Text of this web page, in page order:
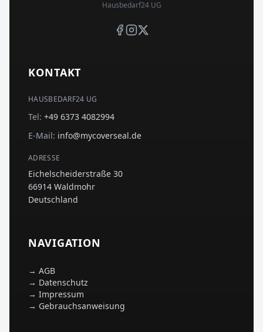
Hausbedarf24 UG
KONTAKT
HAUSBEDARF24 UG
Tel: +49 6373 4082994
E-Mail: info@mycoverseal.de
ADRESSE
Eichelscheiderstraße 30
66914 Waldmohr
Deutschland
NAVIGATION
→ AGB
→ Datenschutz
→ Impressum
→ Gebrauchsanweisung